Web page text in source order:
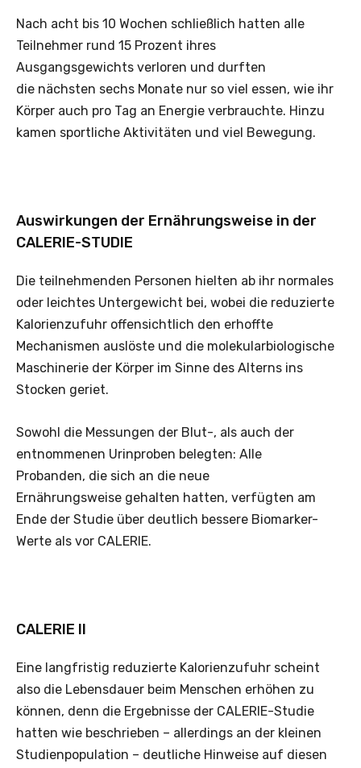
Nach acht bis 10 Wochen schließlich hatten alle
Teilnehmer rund 15 Prozent ihres
Ausgangsgewichts verloren und durften
die nächsten sechs Monate nur so viel essen, wie ihr
Körper auch pro Tag an Energie verbrauchte. Hinzu
kamen sportliche Aktivitäten und viel Bewegung.
Auswirkungen der Ernährungsweise in der
CALERIE-STUDIE
Die teilnehmenden Personen hielten ab ihr normales
oder leichtes Untergewicht bei, wobei die reduzierte
Kalorienzufuhr offensichtlich den erhoffte
Mechanismen auslöste und die molekularbiologische
Maschinerie der Körper im Sinne des Alterns ins
Stocken geriet.
Sowohl die Messungen der Blut-, als auch der
entnommenen Urinproben belegten: Alle
Probanden, die sich an die neue
Ernährungsweise gehalten hatten, verfügten am
Ende der Studie über deutlich bessere Biomarker-
Werte als vor CALERIE.
CALERIE II
Eine langfristig reduzierte Kalorienzufuhr scheint
also die Lebensdauer beim Menschen erhöhen zu
können, denn die Ergebnisse der CALERIE-Studie
hatten wie beschrieben – allerdings an der kleinen
Studienpopulation – deutliche Hinweise auf diesen